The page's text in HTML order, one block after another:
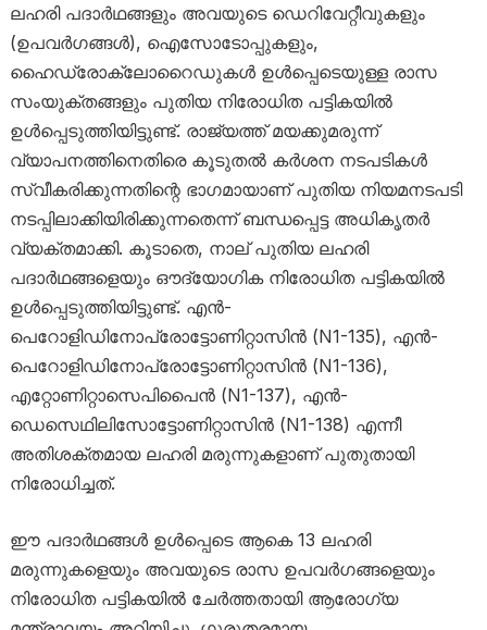
ലഹരി പദാർഥങ്ങളും അവയുടെ ഡെറിവേറ്റീവുകളും
(ഉപവർഗങ്ങൾ), ഐസോടോപ്പുകളും,
ഹൈഡ്രോക്ലോറൈഡുകൾ ഉൾപ്പെടെയുള്ള രാസ
സംയുക്തങ്ങളും പുതിയ നിരോധിത പട്ടികയിൽ
ഉൾപ്പെടുത്തിയിട്ടുണ്ട്. രാജ്യത്ത് മയക്കുമരുന്ന്
വ്യാപനത്തിനെതിരെ കൂടുതൽ കർശന നടപടികൾ
സ്വീകരിക്കുന്നതിന്റെ ഭാഗമായാണ് പുതിയ നിയമനടപടി
നടപ്പിലാക്കിയിരിക്കുന്നതെന്ന് ബന്ധപ്പെട്ട അധികൃതർ
വ്യക്തമാക്കി. കൂടാതെ, നാല് പുതിയ ലഹരി
പദാർഥങ്ങളെയും ഔദ്യോഗിക നിരോധിത പട്ടികയിൽ
ഉൾപ്പെടുത്തിയിട്ടുണ്ട്. എൻ-
പെറോളിഡിനോപ്രോട്ടോണിറ്റാസിൻ (N1-135), എൻ-
പെറോളിഡിനോപ്രോട്ടോണിറ്റാസിൻ (N1-136),
എറ്റോണിറ്റാസെപിപൈൻ (N1-137), എൻ-
ഡെസെഥിലിസോട്ടോണിറ്റാസിൻ (N1-138) എന്നീ
അതിശക്തമായ ലഹരി മരുന്നുകളാണ് പുതുതായി
നിരോധിച്ചത്.
ഈ പദാർഥങ്ങൾ ഉൾപ്പെടെ ആകെ 13 ലഹരി
മരുന്നുകളെയും അവയുടെ രാസ ഉപവർഗങ്ങളെയും
നിരോധിത പട്ടികയിൽ ചേർത്തതായി ആരോഗ്യ